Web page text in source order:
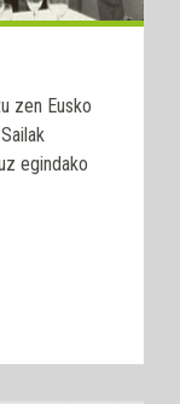
zen Eusko
egindako